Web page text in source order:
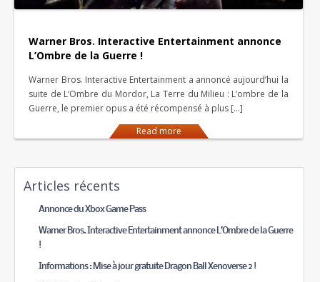
Warner Bros. Interactive Entertainment annonce
L’Ombre de la Guerre !
Warner Bros. Interactive Entertainment a annoncé aujourd’hui la
suite de L‘Ombre du Mordor, La Terre du Milieu : L’ombre de la
Guerre, le premier opus a été récompensé à plus […]
Read more
Articles récents
Annonce du Xbox Game Pass
Warner Bros. Interactive Entertainment annonce L’Ombre de la Guerre
!
Informations : Mise à jour gratuite Dragon Ball Xenoverse 2 !